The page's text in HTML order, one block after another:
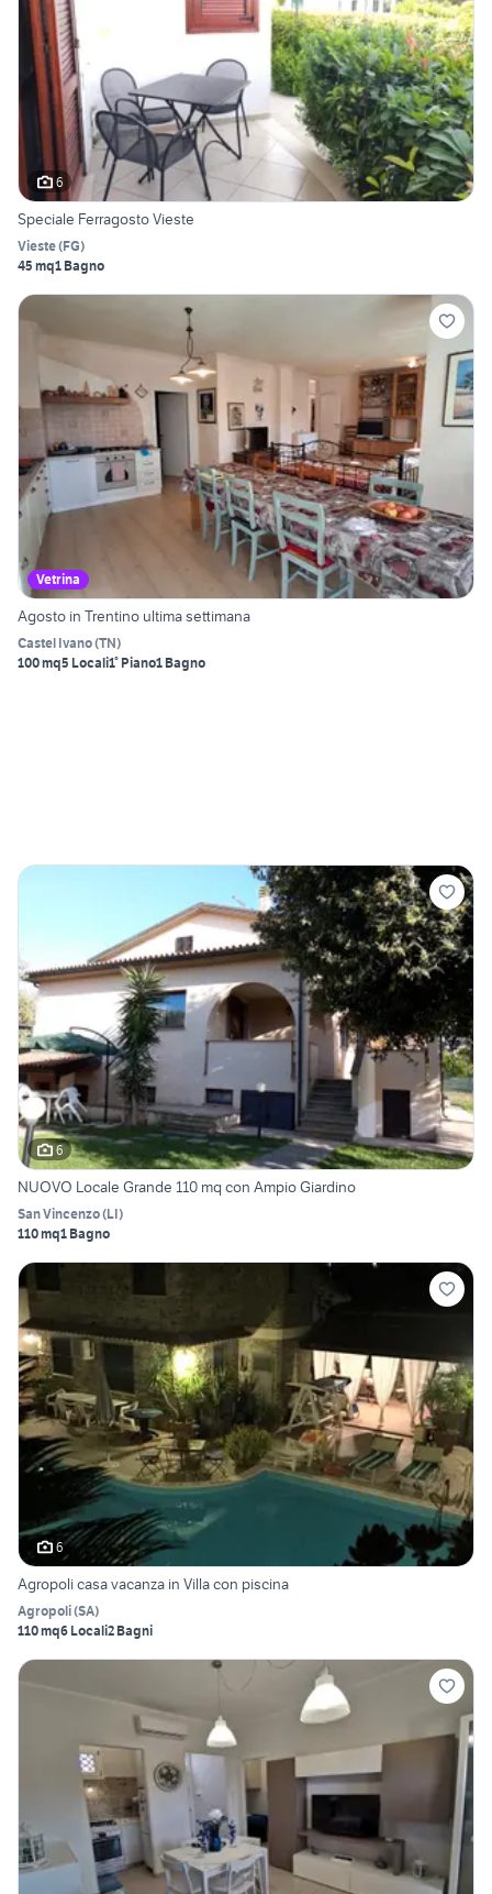
6
Speciale Ferragosto Vieste
Vieste(FG)
45 mq1 Bagno
Vetrina
Agosto in Trentino ultima settimana
Castel Ivano(TN)
100 mq5 Locali1° Piano1 Bagno
6
NUOVO Locale Grande 110 mq con Ampio Giardino
San Vincenzo(LI)
110 mq1 Bagno
6
Agropoli casa vacanza in Villa con piscina
Agropoli(SA)
110 mq6 Locali2 Bagni